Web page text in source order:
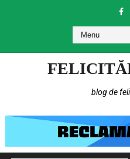
blog de